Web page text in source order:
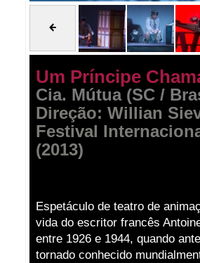
Um Príncipe
Cia. Mútua (SC /
Direção: Willian
Festival
(2013)
Espetáculo de teatro de
vida do escritor francês
entre 1926 e 1944, quando
tornado conhecido